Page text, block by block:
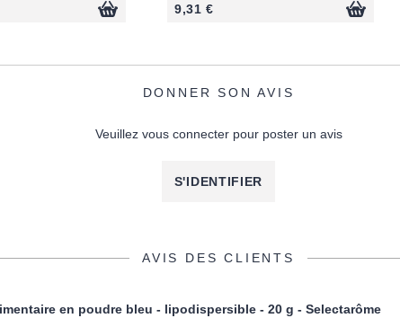
9,31 €
DONNER SON AVIS
Veuillez vous connecter pour poster un avis
S'IDENTIFIER
AVIS DES CLIENTS
en poudre bleu - lipodispersible - 20 g - Selectarôme